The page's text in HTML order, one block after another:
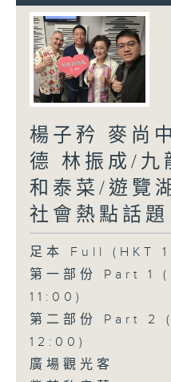
楊子矜 麥尚
德 林振成/九
和泰菜/遊覽
社會熱點話題
足本 Full (HKT
第一部份 Part 1
11:00)
第二部份 Part 2
12:00)
廣場觀光客